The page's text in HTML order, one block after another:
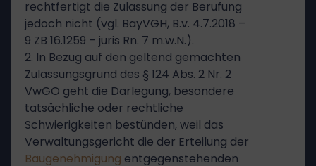
rechtfertigt die Zulassung der Berufung
jedoch nicht (vgl. BayVGH, B.v. 4.7.2018 –
9 ZB 16.1259 – juris Rn. 7 m.w.N.).
2. In Bezug auf den geltend gemachten
Zulassungsgrund des § 124 Abs. 2 Nr. 2
VwGO geht die Darlegung, besondere
tatsächliche oder rechtliche
Schwierigkeiten bestünden, weil das
Verwaltungsgericht die der Erteilung der
Baugenehmigung entgegenstehenden